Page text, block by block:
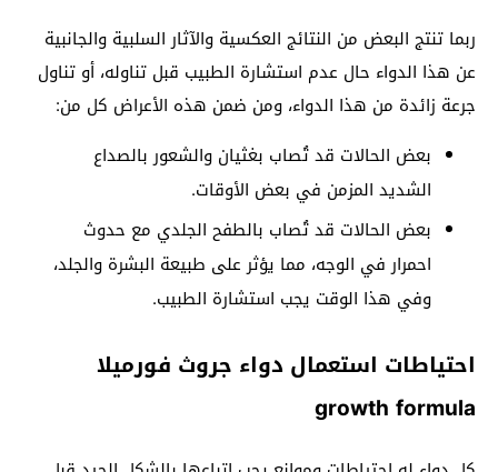
ربما تنتج البعض من النتائج العكسية والآثار السلبية والجانبية
عن هذا الدواء حال عدم استشارة الطبيب قبل تناوله، أو تناول
جرعة زائدة من هذا الدواء، ومن ضمن هذه الأعراض كل من:
بعض الحالات قد تُصاب بغثيان والشعور بالصداع
الشديد المزمن في بعض الأوقات.
بعض الحالات قد تُصاب بالطفح الجلدي مع حدوث
احمرار في الوجه، مما يؤثر على طبيعة البشرة والجلد،
وفي هذا الوقت يجب استشارة الطبيب.
احتياطات استعمال دواء جروث فورميلا
growth formula